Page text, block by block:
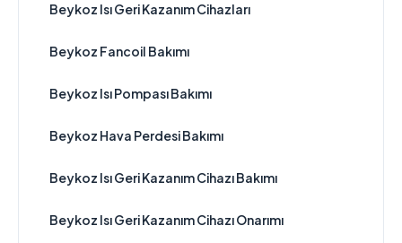
Beykoz Isı Geri Kazanım Cihazları
Beykoz Fancoil Bakımı
Beykoz Isı Pompası Bakımı
Beykoz Hava Perdesi Bakımı
Beykoz Isı Geri Kazanım Cihazı Bakımı
Beykoz Isı Geri Kazanım Cihazı Onarımı